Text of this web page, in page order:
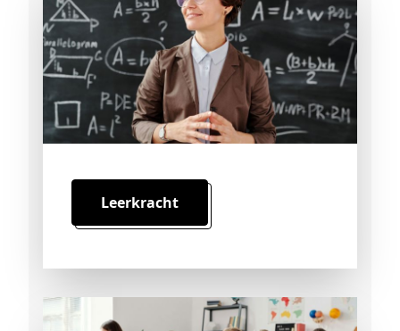
Leerkracht